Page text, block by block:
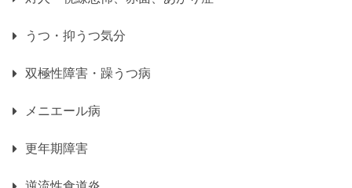
うつ・抑うつ気分
双極性障害・躁うつ病
メニエール病
更年期障害